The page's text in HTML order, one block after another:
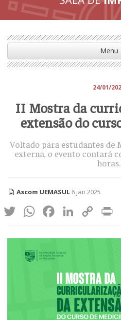
Menu
24/01/
II Mostra da
extensão do
Voltado para estudantes de
externa, o evento contará
horas.
Ascom UEMASUL 6 jan 2025
Twitter
WhatsApp